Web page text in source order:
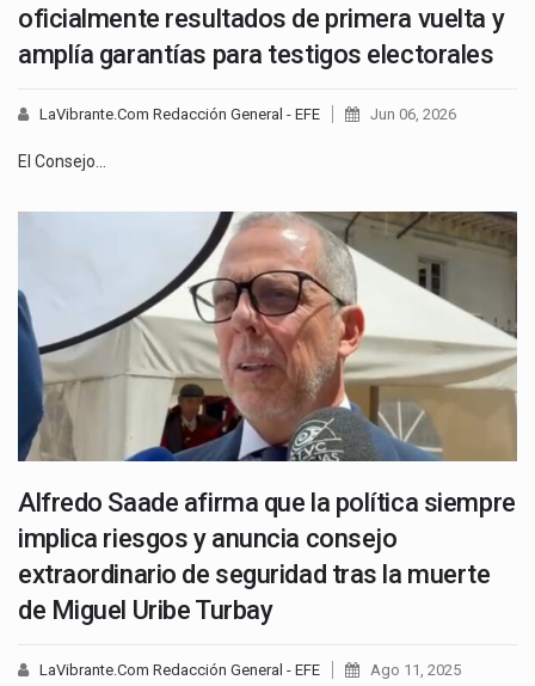
oficialmente resultados de primera vuelta y
amplía garantías para testigos electorales
LaVibrante.Com Redacción General - EFE Jun 06, 2026
El Consejo…
Alfredo Saade afirma que la política siempre
implica riesgos y anuncia consejo
extraordinario de seguridad tras la muerte
de Miguel Uribe Turbay
LaVibrante.Com Redacción General - EFE Ago 11, 2025